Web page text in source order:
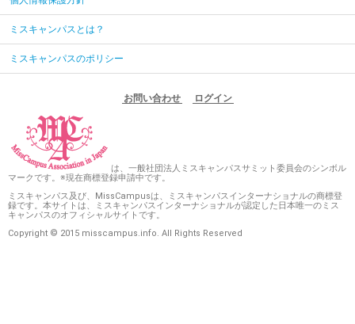
ミスキャンパスとは？
ミスキャンパスのポリシー
お問い合わせ ログイン
は、一般社団法人ミスキャンパスサミット委員会のシンボル
マークです。※現在商標登録申請中です。
ミスキャンパス及び、MissCampusは、ミスキャンパスインターナショナルの商標登
録です。本サイトは、ミスキャンパスインターナショナルが認定した日本唯一のミス
キャンパスのオフィシャルサイトです。
Copyright © 2015 misscampus.info. All Rights Reserved